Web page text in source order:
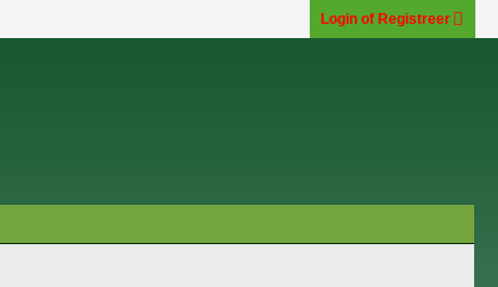
Login of Registreer